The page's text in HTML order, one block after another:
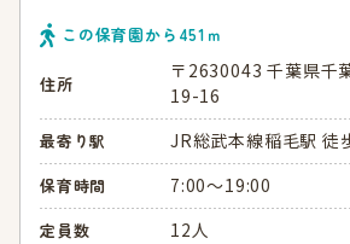
この保育園から 451 ｍ
住所
〒2630043 千葉県千
19-16
最寄り駅 JR総武本線稲毛駅 徒
保育時間 7:00～19:00
定員数 12人